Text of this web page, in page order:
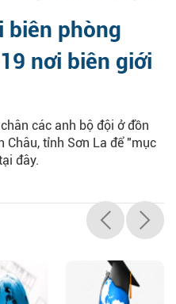
biên phòng
nơi biên giới
các anh bộ đội ở đồn
Châu, tỉnh Sơn La để "mục
đây.